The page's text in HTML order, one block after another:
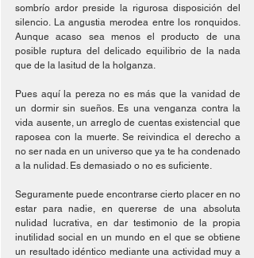
sombrío ardor preside la rigurosa disposición del
silencio. La angustia merodea entre los ronquidos.
Aunque acaso sea menos el producto de una
posible ruptura del delicado equilibrio de la nada
que de la lasitud de la holganza.
Pues aquí la pereza no es más que la vanidad de
un dormir sin sueños. Es una venganza contra la
vida ausente, un arreglo de cuentas existencial que
raposea con la muerte. Se reivindica el derecho a
no ser nada en un universo que ya te ha condenado
a la nulidad. Es demasiado o no es suficiente.
Seguramente puede encontrarse cierto placer en no
estar para nadie, en quererse de una absoluta
nulidad lucrativa, en dar testimonio de la propia
inutilidad social en un mundo en el que se obtiene
un resultado idéntico mediante una actividad muy a